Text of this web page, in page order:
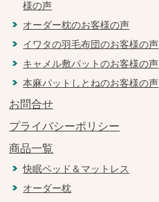
様の声
オーダー枕のお客様の声
イワタの羽毛布団のお客様の声
キャメル敷パットのお客様の声
本麻パットしとねのお客様の声
お問合せ
プライバシーポリシー
商品一覧
快眠ベッド＆マットレス
オーダー枕